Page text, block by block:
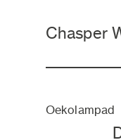
Chasper
Oekolampad